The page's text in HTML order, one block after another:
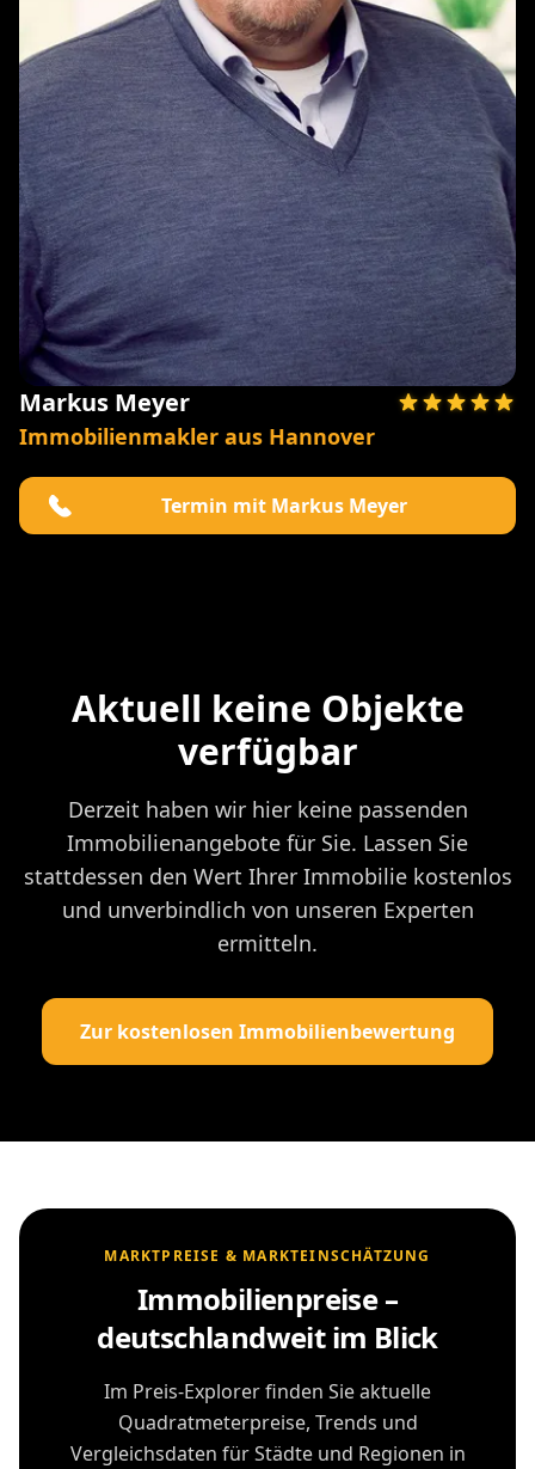
Markus Meyer
Immobilienmakler aus Hannover
Termin mit Markus Meyer
Aktuell keine Objekte
verfügbar
Derzeit haben wir hier keine passenden
Immobilienangebote für Sie. Lassen Sie
stattdessen den Wert Ihrer Immobilie kostenlos
und unverbindlich von unseren Experten
ermitteln.
Zur kostenlosen Immobilienbewertung
MARKTPREISE & MARKTEINSCHÄTZUNG
Immobilienpreise –
deutschlandweit im Blick
Im Preis-Explorer finden Sie aktuelle
Quadratmeterpreise, Trends und
Vergleichsdaten für Städte und Regionen in